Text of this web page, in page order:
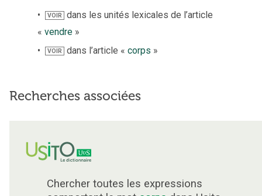
VOIR
dans les unités lexicales de l’article
« vendre »
VOIR dans l’article «corps »
Recherches associées
Chercher toutes les expressions